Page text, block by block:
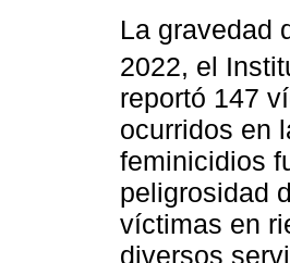
La gravedad
2022, el
reportó 147
ocurridos en
feminicidios
peligrosidad
víctimas en
diversos